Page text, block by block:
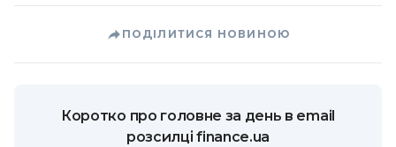
ПОДІЛИТИСЯ НОВИНОЮ
Коротко про головне за день в email
розсилці finance.ua